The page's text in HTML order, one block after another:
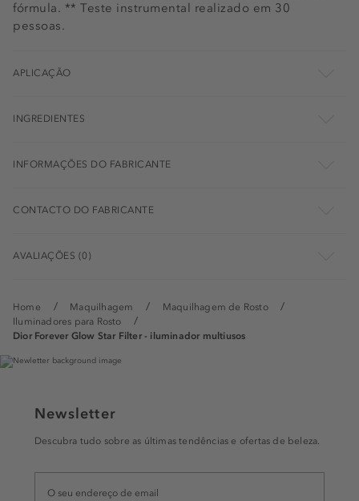
Home Maquilhagem
Maquilhagem de Rosto
Iluminadores para Rosto
Dior Forever Glow Star Filter - iluminador multiusos
fórmula. ** Teste instrumental realizado em 30
pessoas.
APLICAÇÃO
INGREDIENTES
INFORMAÇÕES DO FABRICANTE
CONTACTO DO FABRICANTE
AVALIAÇÕES (0)
Newsletter
Descubra tudo sobre as últimas tendências e ofertas de beleza.